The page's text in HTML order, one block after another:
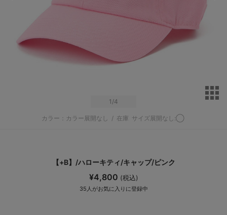
1 /4
カラー：カラー展開なし / 在庫 サイズ展開なし:◯
【+B】/ハローキティ/キャップ/ピンク
¥4,800 (税込)
35 人がお気に入りに登録中